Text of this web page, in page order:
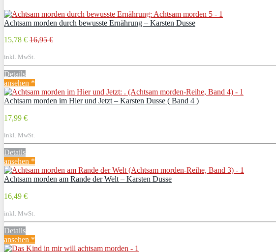
Achtsam morden durch bewusste Ernährung – Karsten Dusse
15,78 € 16,95 €
inkl. MwSt.
Details
ansehen *
Achtsam morden im Hier und Jetzt – Karsten Dusse ( Band 4 )
17,99 €
inkl. MwSt.
Details
ansehen *
Achtsam morden am Rande der Welt – Karsten Dusse
16,49 €
inkl. MwSt.
Details
ansehen *